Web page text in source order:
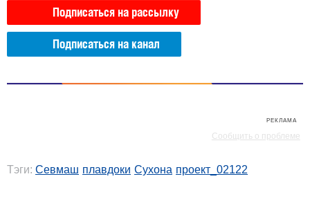
Подписаться на рассылку
Подписаться на канал
РЕКЛАМА
Сообщить о проблеме
Тэги: Севмаш плавдоки Сухона проект_02122